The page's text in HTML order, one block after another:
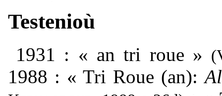
Testenioù
1931 : « an tri roue » (
1988 : « Tri Roue (an):